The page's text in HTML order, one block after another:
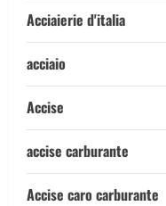
Acciaierie d'italia
acciaio
Accise
accise carburante
Accise caro carburante